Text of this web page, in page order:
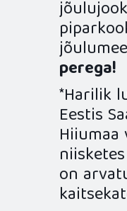
perega!
*Harilik
Eestis
on